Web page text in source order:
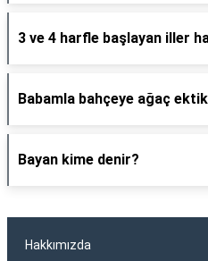
3 ve 4 harfle başlayan iller
Babamla bahçeye ağaç
Bayan kime denir?
Hakkımızda